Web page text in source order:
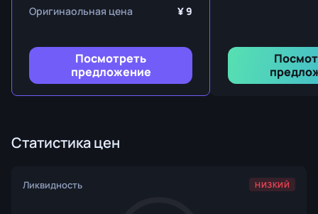
Оригинаольная цена
9
Посмотреть
предложение
Статистика цен
Ликвидность НИЗКИЙ